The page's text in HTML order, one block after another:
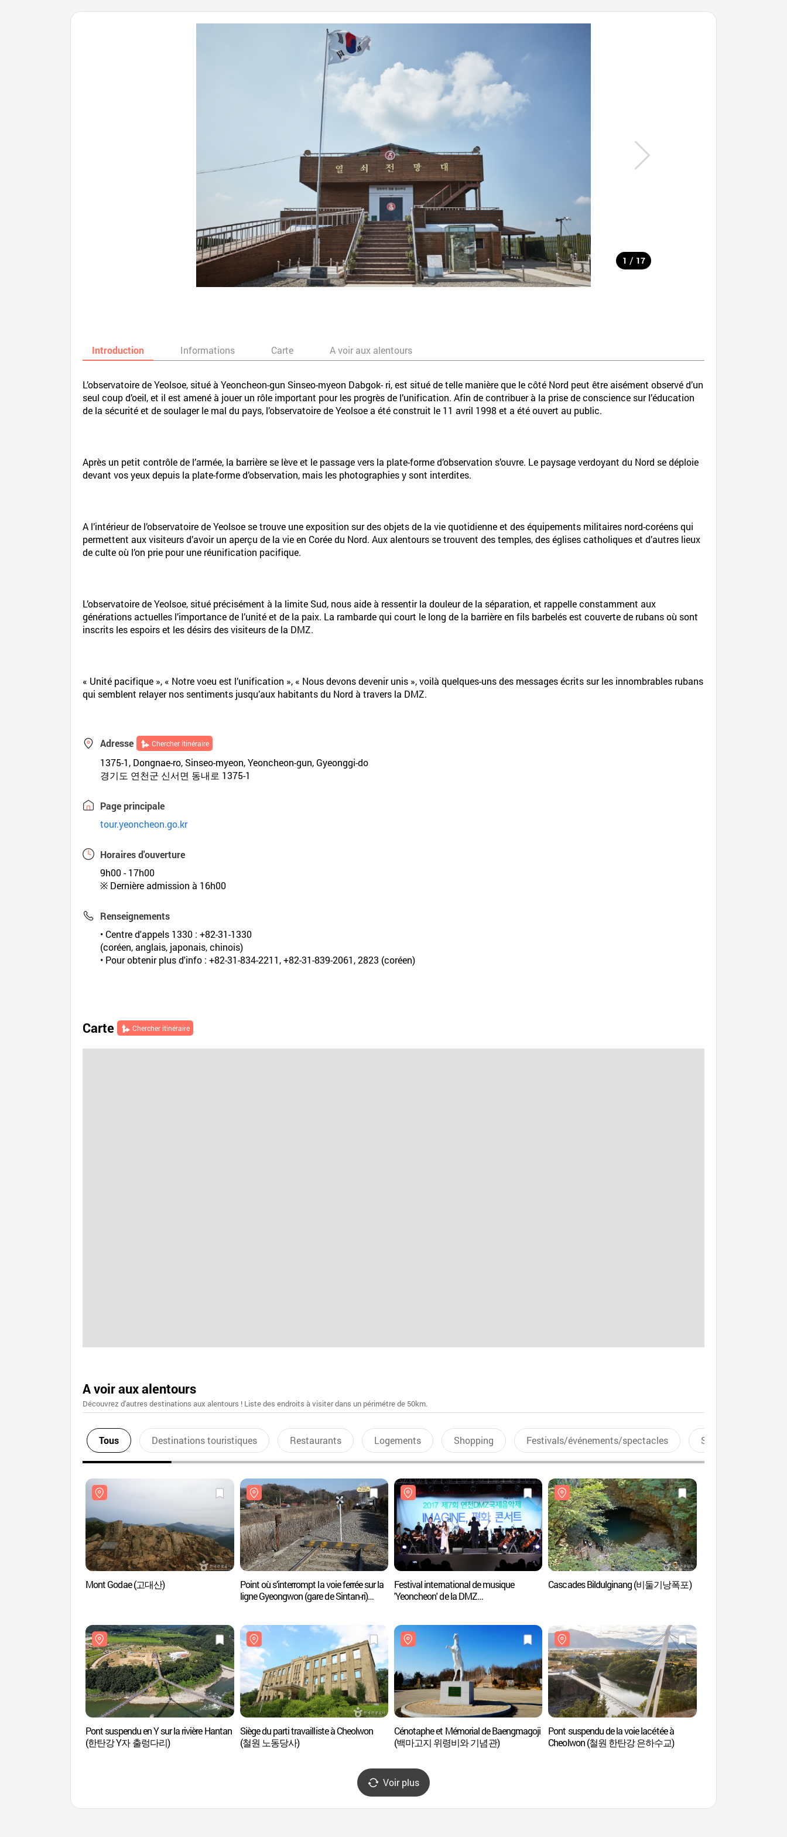
1 / 17
Introduction Informations Carte A voir aux alentours
L’observatoire de Yeolsoe, situé à Yeoncheon-gun Sinseo-myeon Dabgok- ri, est situé de telle manière que le côté Nord peut être aisément observé d’un
seul coup d’oeil, et il est amené à jouer un rôle important pour les progrès de l’unification. Afin de contribuer à la prise de conscience sur l’éducation
de la sécurité et de soulager le mal du pays, l’observatoire de Yeolsoe a été construit le 11 avril 1998 et a été ouvert au public.
Après un petit contrôle de l’armée, la barrière se lève et le passage vers la plate-forme d’observation s’ouvre. Le paysage verdoyant du Nord se déploie
devant vos yeux depuis la plate-forme d’observation, mais les photographies y sont interdites.
A l’intérieur de l’observatoire de Yeolsoe se trouve une exposition sur des objets de la vie quotidienne et des équipements militaires nord-coréens qui
permettent aux visiteurs d’avoir un aperçu de la vie en Corée du Nord. Aux alentours se trouvent des temples, des églises catholiques et d’autres lieux
de culte où l’on prie pour une réunification pacifique.
L’observatoire de Yeolsoe, situé précisément à la limite Sud, nous aide à ressentir la douleur de la séparation, et rappelle constamment aux
générations actuelles l’importance de l’unité et de la paix. La rambarde qui court le long de la barrière en fils barbelés est couverte de rubans où sont
inscrits les espoirs et les désirs des visiteurs de la DMZ.
« Unité pacifique », « Notre voeu est l’unification », « Nous devons devenir unis », voilà quelques-uns des messages écrits sur les innombrables rubans
qui semblent relayer nos sentiments jusqu’aux habitants du Nord à travers la DMZ.
Adresse Chercher itinéraire
1375-1, Dongnae-ro, Sinseo-myeon, Yeoncheon-gun, Gyeonggi-do
경기도 연천군 신서면 동내로 1375-1
Page principale
tour.yeoncheon.go.kr
Horaires d'ouverture
9h00 - 17h00
※ Dernière admission à 16h00
Renseignements
• Centre d'appels 1330 : +82-31-1330
(coréen, anglais, japonais, chinois)
• Pour obtenir plus d'info : +82-31-834-2211, +82-31-839-2061, 2823 (coréen)
Carte Chercher itinéraire
A voir aux alentours
Découvrez d'autres destinations aux alentours ! Liste des endroits à visiter dans un périmétre de 50km.
Tous Destinations touristiques Restaurants Logements Shopping Festivals/événements/spectacles Sports aquatiques
Mont Godae (고대산)
Point où s’interrompt la voie ferrée sur la
ligne Gyeongwon (gare de Sintan-ri)
Festival international de musique
'Yeoncheon' de la DMZ
Cascades Bildulginang (비둘기낭폭포)
Pont suspendu en Y sur la rivière Hantan
(한탄강 Y자 출렁다리)
Siège du parti travailliste à Cheolwon
(철원 노동당사)
Cénotaphe et Mémorial de Baengmagoji
(백마고지 위령비와 기념관)
Pont suspendu de la voie lacétée à
Cheolwon (철원 한탄강 은하수교)
Voir plus